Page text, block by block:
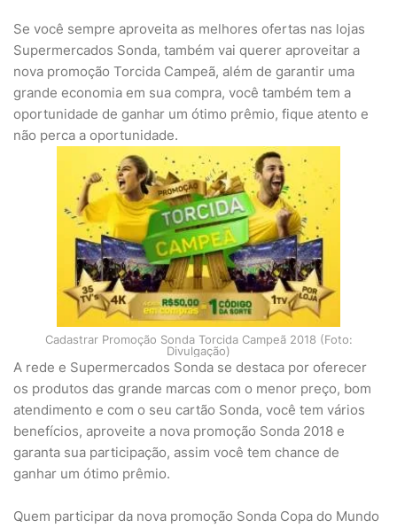
Se você sempre aproveita as melhores ofertas nas lojas
Supermercados Sonda, também vai querer aproveitar a
nova promoção Torcida Campeã, além de garantir uma
grande economia em sua compra, você também tem a
oportunidade de ganhar um ótimo prêmio, fique atento e
não perca a oportunidade.
Cadastrar Promoção Sonda Torcida Campeã 2018 (Foto:
Divulgação)
A rede e Supermercados Sonda se destaca por oferecer
os produtos das grande marcas com o menor preço, bom
atendimento e com o seu cartão Sonda, você tem vários
benefícios, aproveite a nova promoção Sonda 2018 e
garanta sua participação, assim você tem chance de
ganhar um ótimo prêmio.
Quem participar da nova promoção Sonda Copa do Mundo